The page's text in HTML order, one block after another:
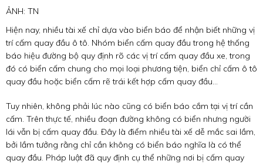
ẢNH: TN
Hiện nay, nhiều tài xế chỉ dựa vào biển báo để nhận biết những vị
trí cấm quay đầu ô tô. Nhóm biển cấm quay đầu trong hệ thống
báo hiệu đường bộ quy định rõ các vị trí cấm quay đầu xe, trong
đó có biển cấm chung cho mọi loại phương tiện, biển chỉ cấm ô tô
quay đầu hoặc biển cấm rẽ trái kết hợp cấm quay đầu...
Tuy nhiên, không phải lúc nào cũng có biển báo cắm tại vị trí cần
cấm. Trên thực tế, nhiều đoạn đường không có biển nhưng người
lái vẫn bị cấm quay đầu. Đây là điểm nhiều tài xế dễ mắc sai lầm,
bởi lầm tưởng rằng chỉ cần không có biển báo nghĩa là có thể
quay đầu. Pháp luật đã quy định cụ thể những nơi bị cấm quay